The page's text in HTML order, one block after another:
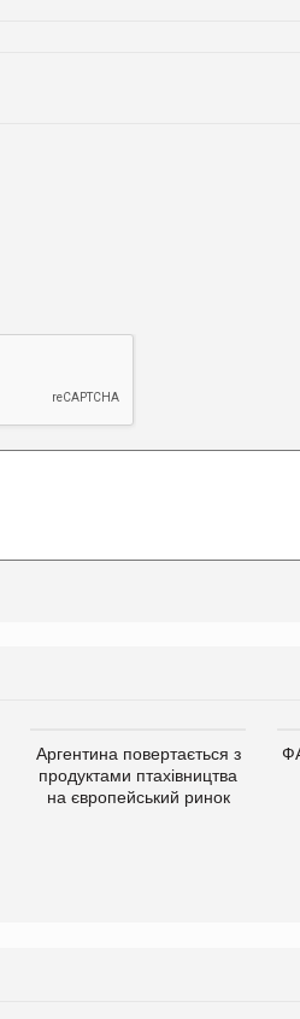
Аргентина повертається з
продуктами птахівництва
на європейський ринок